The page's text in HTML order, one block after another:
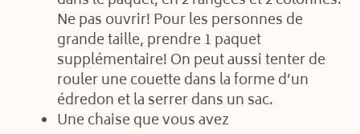
Ne pas ouvrir! Pour les personnes de
grande taille, prendre 1 paquet
supplémentaire! On peut aussi tenter de
rouler une couette dans la forme d’un
édredon et la serrer dans un sac.
Une chaise que vous avez